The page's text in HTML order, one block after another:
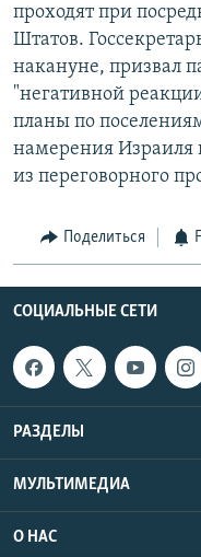
проходят при
Штатов.
накануне, призвал
"негативной
планы по
намерения Израиля
из переговорного
Поделиться
СОЦИАЛЬНЫЕ СЕТИ
РАЗДЕЛЫ
МУЛЬТИМЕДИА
О НАС